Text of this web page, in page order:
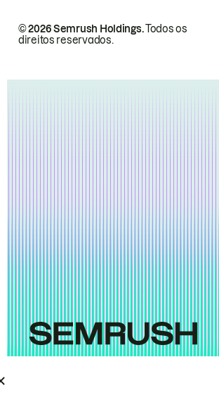
© 2026 Semrush Holdings.Todos os
direitos reservados.